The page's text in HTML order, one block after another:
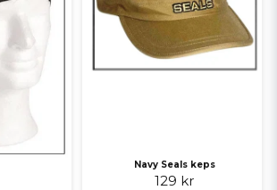
Navy Seals keps
129 kr